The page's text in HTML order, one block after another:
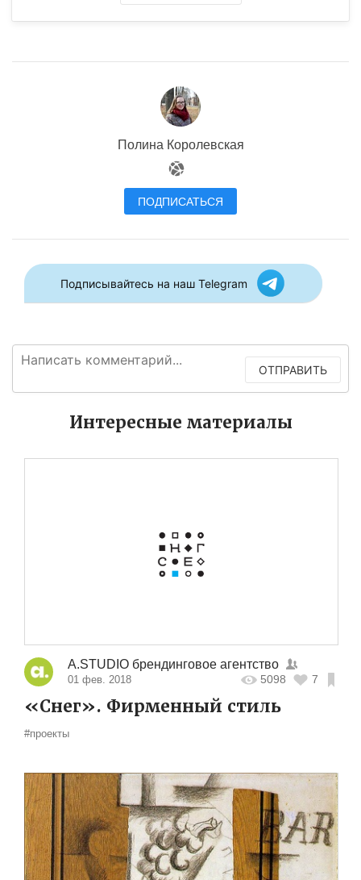
Полина Королевская
ПОДПИСАТЬСЯ
Подписывайтесь на наш Telegram
ОТПРАВИТЬ
Интересные материалы
A.STUDIO брендинговое агентство
01 фев. 2018 5098 7
«Снег». Фирменный стиль
#проекты